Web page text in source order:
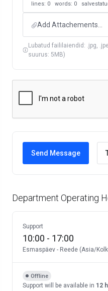
Department Operating
Support
10:00 - 17:00
Esmaspäev - Reede (Asia/
Offline
Support will be available in 12
lines: 0 words: 0
Add Attachements...
Lubatud faililaiendid: .jpg,
suurus: 5MB)